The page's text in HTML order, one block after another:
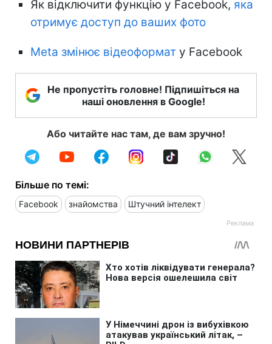
Як відключити функцію у Facebook, яка
отримує доступ до ваших фото
Meta змінює відеоформат у Facebook
Не пропустіть головне! Підпишіться на
наші оновлення в Google!
Або читайте нас там, де вам зручно!
Більше по темі:
Facebook знайомства Штучний інтелект